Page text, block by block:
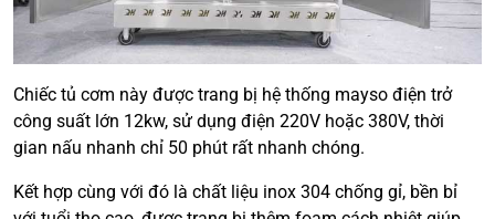
Chiếc tủ cơm này được trang bị hệ thống mayso điện trở
công suất lớn 12kw, sử dụng điện 220V hoặc 380V, thời
gian nấu nhanh chỉ 50 phút rất nhanh chóng.
Kết hợp cùng với đó là chất liệu inox 304 chống gỉ, bền bỉ